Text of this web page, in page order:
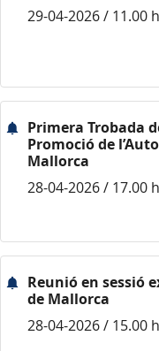
29-04-2026 / 11.00 h
Primera Trobada
Promoció de
Mallorca
28-04-2026 / 17.00 h
Reunió en sessió
de Mallorca
28-04-2026 / 15.00 h